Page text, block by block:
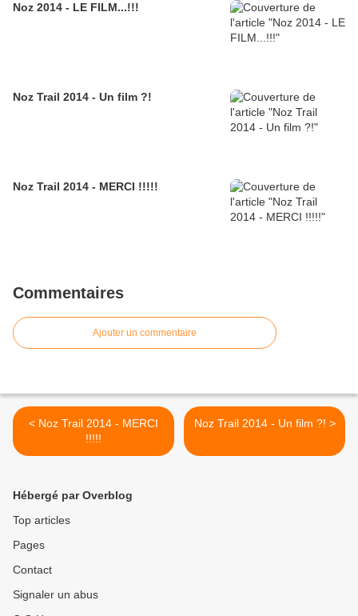
Noz 2014 - LE FILM...!!!
Noz Trail 2014 - Un film ?!
Noz Trail 2014 - MERCI !!!!!
Commentaires
Ajouter un commentaire
< Noz Trail 2014 - MERCI
!!!!!
Noz Trail 2014 - Un film ?! >
Hébergé par Overblog
Top articles
Pages
Contact
Signaler un abus